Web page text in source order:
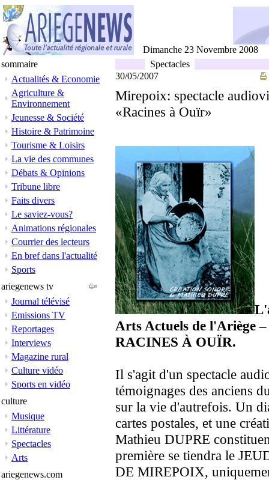
Dimanche 23 Novembre 2008
sommaire
Actualités & Economie
Agriculture &
Environnement
Jeunesse & Société
Histoire & Patrimoine
Tourisme & Loisirs
La vie des communes
Débats & Opinions
Tribune libre
Faits divers
Le saviez-vous?
Animations régionales
Courrier des lecteurs
En bref dans l'actualité
Sports
ariegenews tv
Journal télévisé
Emissions TV
Reportages
Interviews
Magazine rural
Culture vidéo
Sports en vidéo
culture
Musique
Littérature
Spectacles
Arts
ariegenews.com
Spectacles
30/05/2007
Mirepoix: spectacle
«Racines à Ouïr»
Arts Actuels de l'Ariège
RACINES À OUÏR.
Il s'agit d'un spectacle
témoignages des anciens
sur la vie d'autrefois. Un
cartes postales, et une
Mathieu DUPRE
première se tiendra le
DE MIREPOIX,